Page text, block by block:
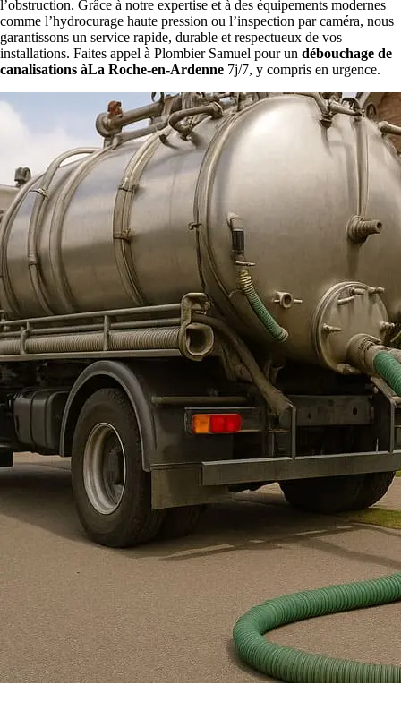
l’obstruction. Grâce à notre expertise et à des équipements modernes
comme l’hydrocurage haute pression ou l’inspection par caméra, nous
garantissons un service rapide, durable et respectueux de vos
installations. Faites appel à Plombier Samuel pour un débouchage de
canalisations àLa Roche-en-Ardenne 7j/7, y compris en urgence.